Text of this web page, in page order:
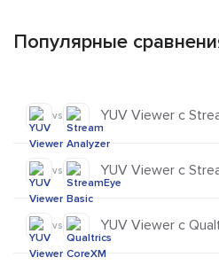
Популярные
vs YUV Viewer с
vs YUV Viewer с
vs YUV Viewer с